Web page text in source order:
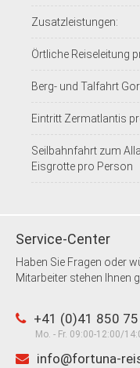
Zusatzleistungen:
Örtliche Reiseleitung
Berg- und Talfahrt
Eintritt Zermatlantis
Seilbahnfahrt zum
Eisgrotte pro Person
Service-Center
Haben Sie Fragen oder
Mitarbeiter stehen Ihnen
+41 (0)41 850
Mo. - Fr. 09:00-12:00/
info@fortuna-